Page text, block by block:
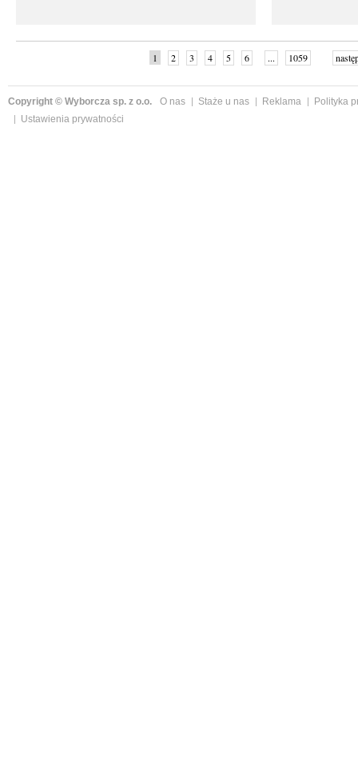
1 2 3 4 5 6 ... 1059
Copyright © Wyborcza sp. z o.o. O nas Staże u nas Reklama
Polityka
Ustawienia prywatności